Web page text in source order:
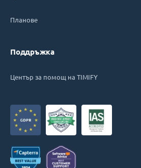
Планове
Поддръжка
Център за помощ на TIMIFY